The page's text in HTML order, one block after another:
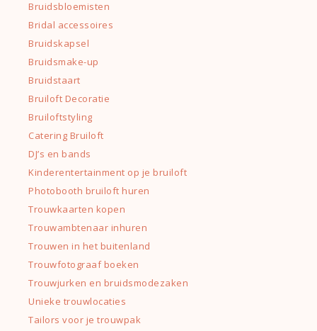
Bruidsbloemisten
Bridal accessoires
Bruidskapsel
Bruidsmake-up
Bruidstaart
Bruiloft Decoratie
Bruiloftstyling
Catering Bruiloft
DJ’s en bands
Kinderentertainment op je bruiloft
Photobooth bruiloft huren
Trouwkaarten kopen
Trouwambtenaar inhuren
Trouwen in het buitenland
Trouwfotograaf boeken
Trouwjurken en bruidsmodezaken
Unieke trouwlocaties
Tailors voor je trouwpak